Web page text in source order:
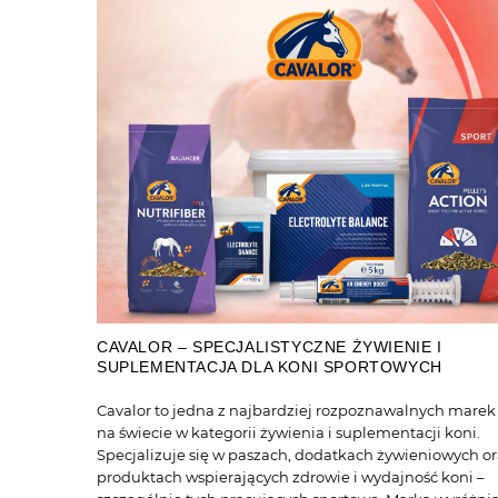
CAVALOR – SPECJALISTYCZNE ŻYWIENIE I
SUPLEMENTACJA DLA KONI SPORTOWYCH
Cavalor to jedna z najbardziej rozpoznawalnych marek
na świecie w kategorii żywienia i suplementacji koni.
Specjalizuje się w paszach, dodatkach żywieniowych
produktach wspierających zdrowie i wydajność koni –